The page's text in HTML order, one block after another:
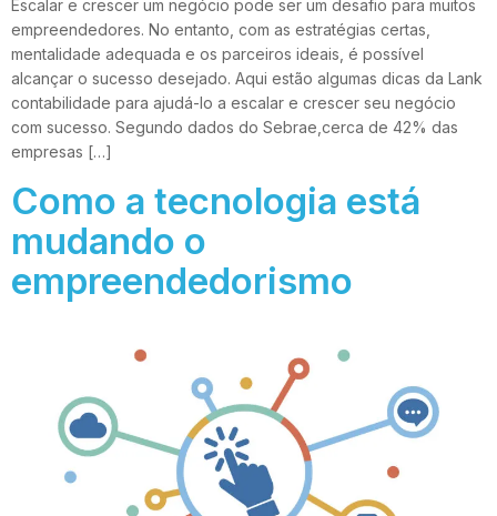
Escalar e crescer um negócio pode ser um desafio para muitos
empreendedores. No entanto, com as estratégias certas,
mentalidade adequada e os parceiros ideais, é possível
alcançar o sucesso desejado. Aqui estão algumas dicas da Lank
contabilidade para ajudá-lo a escalar e crescer seu negócio
com sucesso. Segundo dados do Sebrae,cerca de 42% das
empresas […]
Como a tecnologia está
mudando o
empreendedorismo